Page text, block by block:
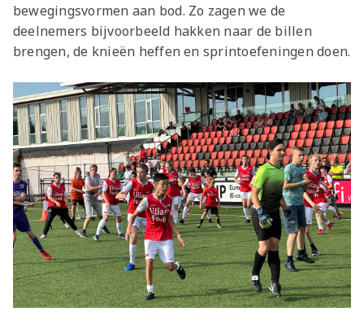
bewegingsvormen aan bod. Zo zagen we de
deelnemers bijvoorbeeld hakken naar de billen
brengen, de knieën heffen en sprintoefeningen doen.